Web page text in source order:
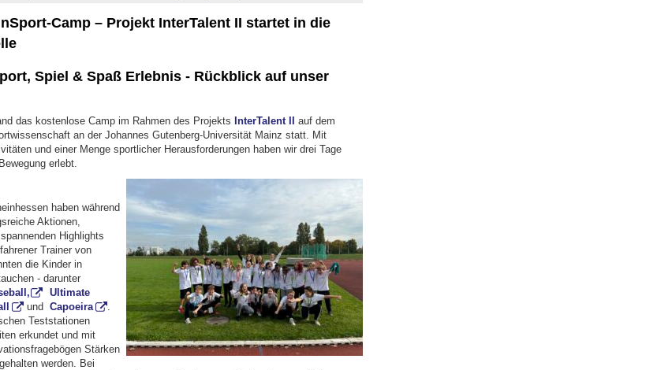
Camp – Projekt InterTalent II startet in die
Spiel & Spaß Erlebnis - Rückblick auf unser
das kostenlose Camp im Rahmen des Projekts InterTalent II auf dem
an der Johannes Gutenberg-Universität Mainz statt. Mit
und einer Menge sportlicher Herausforderungen haben wir drei Tage
erlebt.
haben während
Aktionen,
Highlights
Trainer von
die Kinder in
- darunter
Ultimate
undCapoeira
.
Teststationen
erkundet und mit
Stärken
werden. Bei